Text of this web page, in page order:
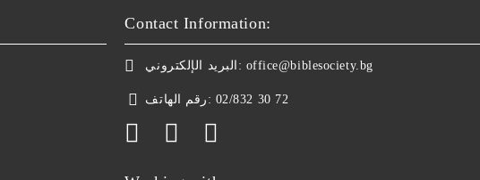
Contact Information:
البريد الإلكتروني: office@biblesociety.bg
رقم الهاتف: 02/832 30 72